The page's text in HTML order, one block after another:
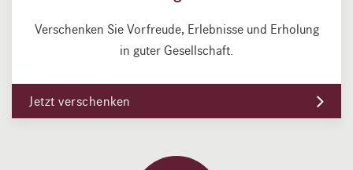
Verschenken Sie Vorfreude, Erlebnisse und Erholung
in guter Gesellschaft.
Jetzt verschenken